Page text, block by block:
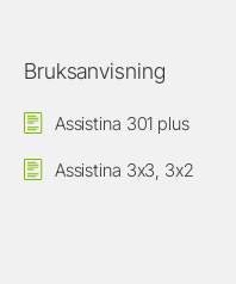
Bruksanvisning
Assistina 301 plus
Assistina 3x3, 3x2